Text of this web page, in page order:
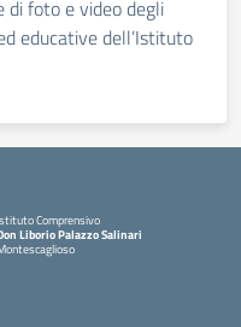
di foto e video degli
educative dell’Istituto
Comprensivo
Liborio Palazzo Salinari